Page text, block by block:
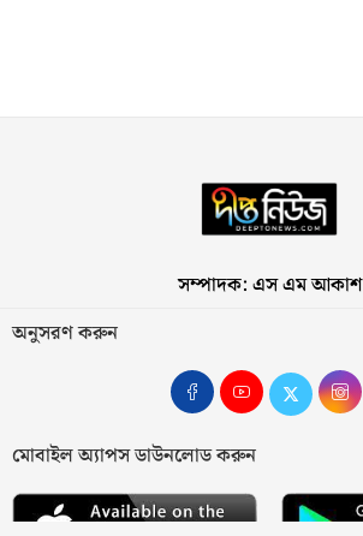
সম্পাদক: এস এম আকাশ
অনুসরণ করুন
মোবাইল অ্যাপস ডাউনলোড করুন